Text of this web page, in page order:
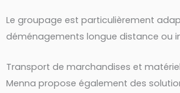
Le groupage est particulièrement
déménagements longue distance ou
Transport de marchandises et
Menna propose également des